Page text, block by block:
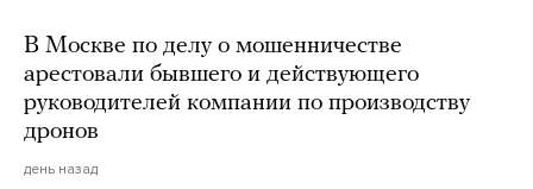
В Москве по делу о мошенничестве
арестовали бывшего и действующего
руководителей компании по производству
дронов
день назад